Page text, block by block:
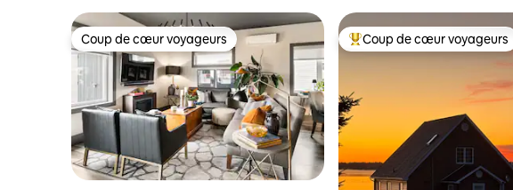
Coup de cœur voyageurs
Coup de cœur voyageurs Coups de cœur voyageurs
Coup de cœur voyageurs